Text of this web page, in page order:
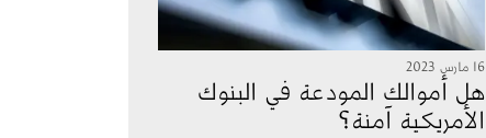
16 مارس 2023
هل أموالك المودعة في البنوك
الأمريكية آمنة؟